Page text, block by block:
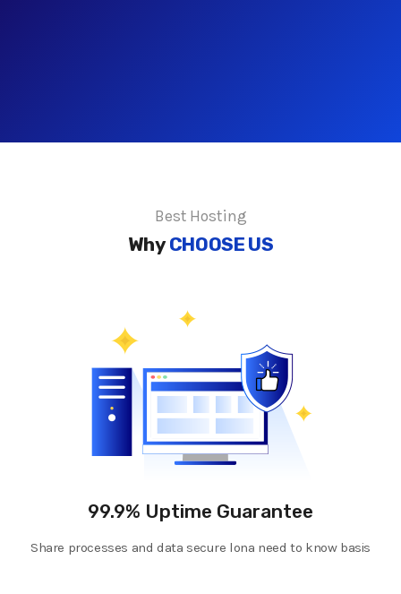
Best Hosting
WhyCHOOSE US
99.9% Uptime Guarantee
Share processes and data secure lona need to know basis